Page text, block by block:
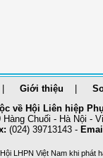
Giới thiệu
về Hội Liên hiệp
Chuối - Hà Nội -
(024) 39713143 -
LHPN Việt Nam khi phát